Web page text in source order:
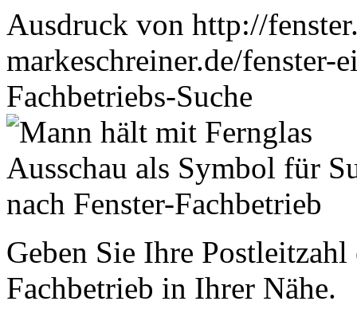
Ausdruck von http://
markeschreiner.de/fenster-
Fachbetriebs-Suche
Geben Sie Ihre
Fachbetrieb in Ihrer Nähe.